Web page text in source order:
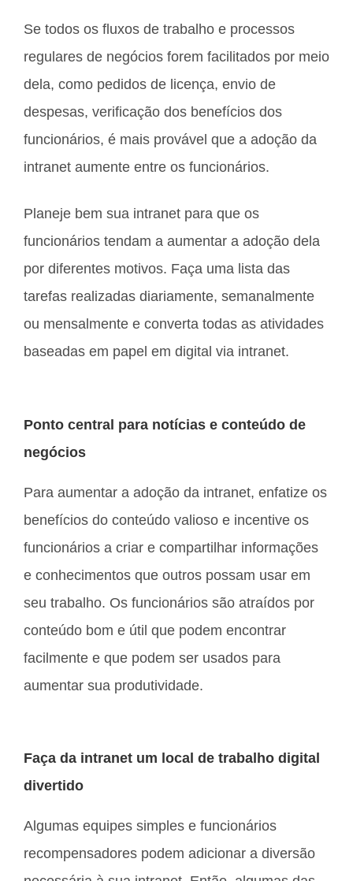
Se todos os fluxos de trabalho e processos
regulares de negócios forem facilitados por meio
dela, como pedidos de licença, envio de
despesas, verificação dos benefícios dos
funcionários, é mais provável que a adoção da
intranet aumente entre os funcionários.
Planeje bem sua intranet para que os
funcionários tendam a aumentar a adoção dela
por diferentes motivos. Faça uma lista das
tarefas realizadas diariamente, semanalmente
ou mensalmente e converta todas as atividades
baseadas em papel em digital via intranet.
Ponto central para notícias e conteúdo de
negócios
Para aumentar a adoção da intranet, enfatize os
benefícios do conteúdo valioso e incentive os
funcionários a criar e compartilhar informações
e conhecimentos que outros possam usar em
seu trabalho. Os funcionários são atraídos por
conteúdo bom e útil que podem encontrar
facilmente e que podem ser usados ​​para
aumentar sua produtividade.
Faça da intranet um local de trabalho digital
divertido
Algumas equipes simples e funcionários
recompensadores podem adicionar a diversão